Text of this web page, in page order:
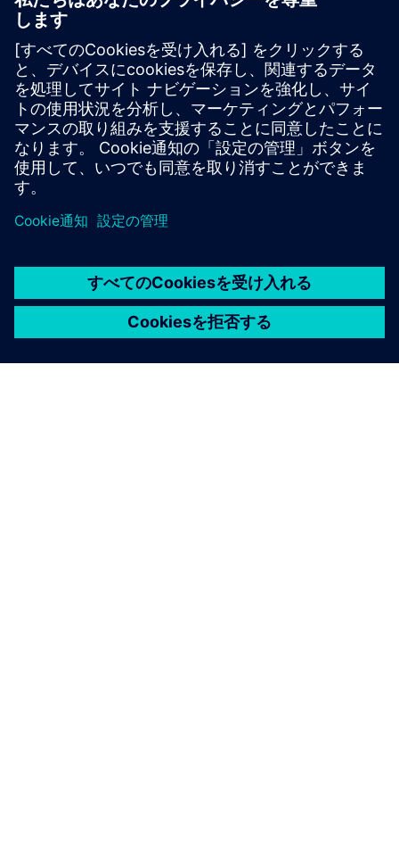
その他の情報とリソース
6週間後にあなたのPKI製品概要
レガシーインフラストラクチャのPKI統合
安全な産業4.0を実現するためのPKIです
PKI機能の安全な統合：BxC エキスパートSolutions